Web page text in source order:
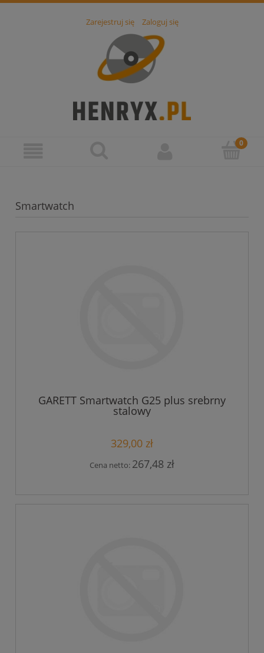
Zarejestruj się Zaloguj się
Smartwatch
GARETT Smartwatch G25 plus srebrny
stalowy
329,00 zł
Cena netto: 267,48 zł